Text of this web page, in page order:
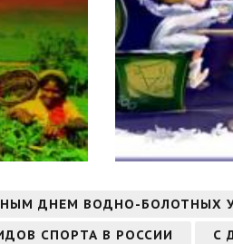
ДНЕМ ВОДНО-БОЛОТНЫХ
СПОРТА В РОССИИ
С